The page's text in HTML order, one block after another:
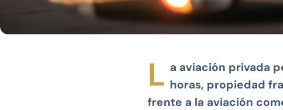
L a aviación privada
horas, propiedad
frente a la aviación